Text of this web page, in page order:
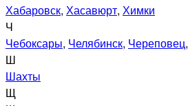
Хабаровск, Хасавюрт, Химки
Ч
Чебоксары, Челябинск, Череповец,
Ш
Шахты
Щ